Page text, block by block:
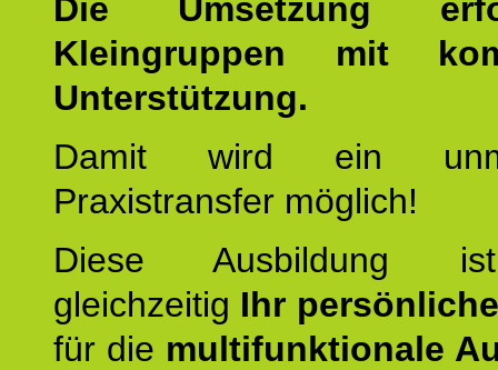
Die Umsetzung
Kleingruppen mit
Unterstützung.
Damit wird ein
Praxistransfer möglich!
Diese Ausbildung
gleichzeitig Ihr
für die multifunktionale